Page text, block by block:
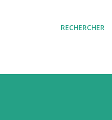
RECHERCHER